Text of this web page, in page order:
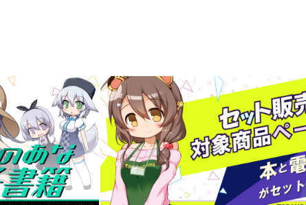
プレミアム、新支払い方法＆新プラン導入のお知らせ（2026.03.09 掲載）
2)」一般会員様の利用再開のお知らせ（2026.02.05 掲載）
イント⇒とらコイン変換キャンペーン」終了のお知らせ（2025.11.21 掲載）
いて（2025.09.19 更新｜2025.08.01 掲載）
のお知らせ（2024.11.20 掲載）